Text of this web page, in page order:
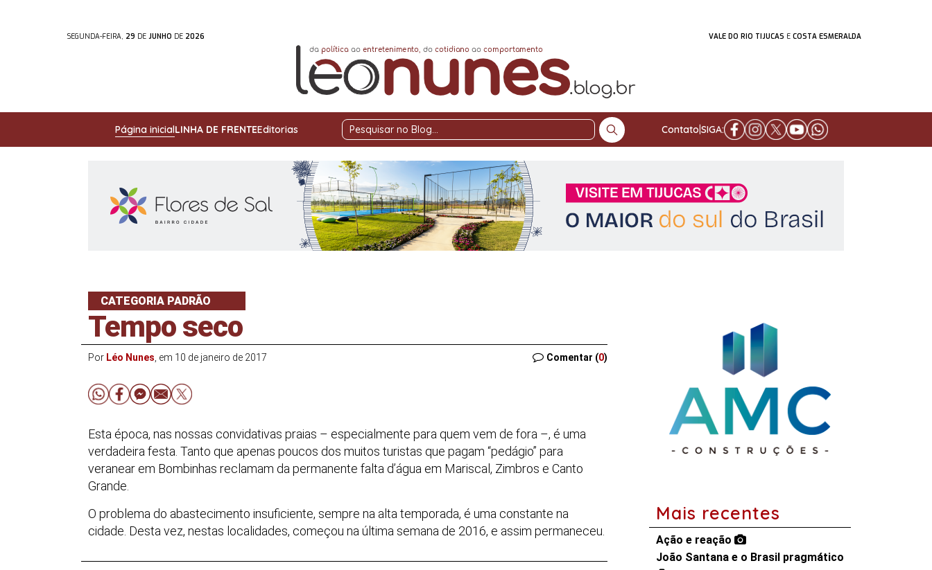
SEGUNDA-FEIRA, 29 DE JUNHO DE 2026 VALE DO RIO TIJUCAS E COSTA ESMERALDA
Página inicialLINHA DE FRENTEEditorias
Pesquisar
Blog
Contato SIGA:
CATEGORIA PADRÃO
Tempo seco
Por Léo Nunes , em 10 de janeiro de 2017 Comentar (0)
Esta época, nas nossas convidativas praias – especialmente para quem vem de fora –, é uma
verdadeira festa. Tanto que apenas poucos dos muitos turistas que pagam “pedágio” para
veranear em Bombinhas reclamam da permanente falta d’água em Mariscal, Zimbros e Canto
Grande.
O problema do abastecimento insuficiente, sempre na alta temporada, é uma constante na
cidade. Desta vez, nestas localidades, começou na última semana de 2016, e assim permaneceu.
Mais recentes
Ação e reação
João Santana e o Brasil pragmático